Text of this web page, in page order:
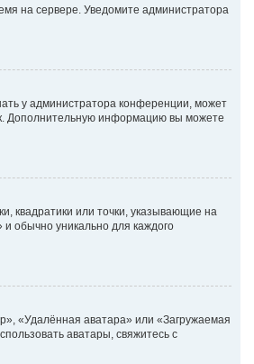
на сервере. Уведомите администратора
у администратора конференции, может
Дополнительную информацию вы можете
квадратики или точки, указывающие на
обычно уникально для каждого
«Удалённая аватара» или «Загружаемая
аватары, свяжитесь с